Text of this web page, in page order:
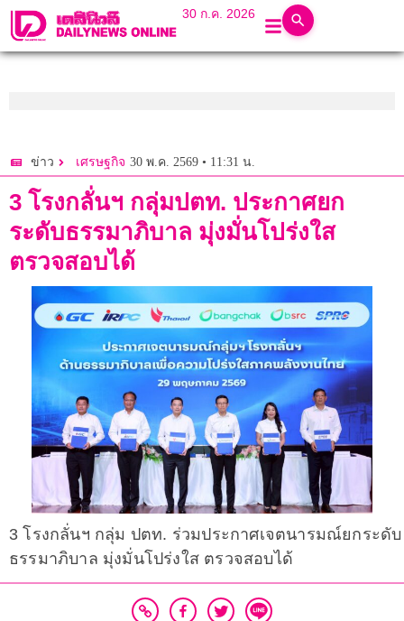
30 ก.ค. 2026
ข่าว เศรษฐกิจ 30 พ.ค. 2569 • 11:31 น.
3 โรงกลั่นฯ กลุ่มปตท. ประกาศยก
ระดับธรรมาภิบาล มุ่งมั่นโปร่งใส
ตรวจสอบได้
3 โรงกลั่นฯ กลุ่ม ปตท. ร่วมประกาศเจตนารมณ์ยกระดับ
ธรรมาภิบาล มุ่งมั่นโปร่งใส ตรวจสอบได้